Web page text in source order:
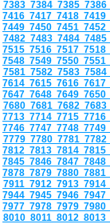
7383 7384 7385 7386
7416 7417 7418 7419
7449 7450 7451 7452
7482 7483 7484 7485
7515 7516 7517 7518
7548 7549 7550 7551
7581 7582 7583 7584
7614 7615 7616 7617
7647 7648 7649 7650
7680 7681 7682 7683
7713 7714 7715 7716
7746 7747 7748 7749
7779 7780 7781 7782
7812 7813 7814 7815
7845 7846 7847 7848
7878 7879 7880 7881
7911 7912 7913 7914
7944 7945 7946 7947
7977 7978 7979 7980
8010 8011 8012 8013